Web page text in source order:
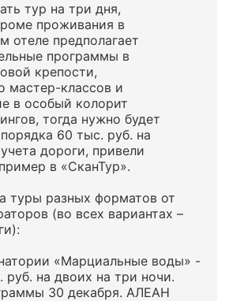
тур на три дня,
проживания в
отеле предполагает
программы в
крепости,
мастер-классов и
в особый колорит
тогда нужно будет
60 тыс. руб. на
дороги, привели
в «СканТур».
туры разных форматов от
(во всех вариантах –
«Марциальные воды» -
руб. на двоих на три ночи.
30 декабря. АЛЕАН